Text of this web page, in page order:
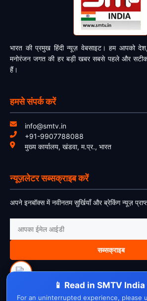
भारत की प्रमुख हिंदी न्यूज़ वेबसाइट। हम आपको
मनोरंजन जगत की हर बड़ी खबर सबसे पहले और सटीक
हैं।
हमसे संपर्क करें
info@smtv.in
+91-9907788088
मुख्य कार्यालय, खंडवा, म.प्र., भारत
न्यूज़लेटर सब्सक्राइब करें
अपने इनबॉक्स में नवीनतम सुर्खियाँ और ब्रेकिंग न्यूज़
सब्सक्राइब
📱 Read in SMTV
For an uninterrupted experience, please